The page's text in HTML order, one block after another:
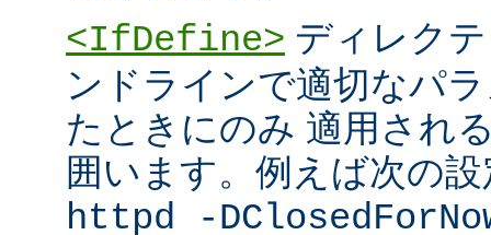
<IfDefine> ディレク
ンドラインで適切なパ
たときにのみ 適用され
囲います。例えば次の
httpd -